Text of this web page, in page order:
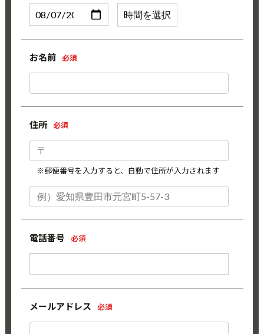
お名前 必須
住所 必須
※郵便番号を入力すると、自動で住所が入力されます
電話番号 必須
メールアドレス 必須